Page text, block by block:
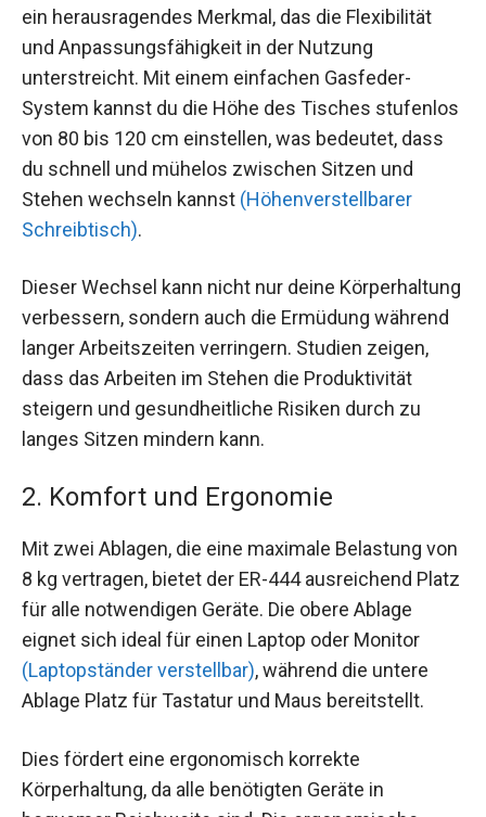
ein herausragendes Merkmal, das die Flexibilität
und Anpassungsfähigkeit in der Nutzung
unterstreicht. Mit einem einfachen Gasfeder-
System kannst du die Höhe des Tisches stufenlos
von 80 bis 120 cm einstellen, was bedeutet, dass
du schnell und mühelos zwischen Sitzen und
Stehen wechseln kannst (Höhenverstellbarer
Schreibtisch).
Dieser Wechsel kann nicht nur deine Körperhaltung
verbessern, sondern auch die Ermüdung während
langer Arbeitszeiten verringern. Studien zeigen,
dass das Arbeiten im Stehen die Produktivität
steigern und gesundheitliche Risiken durch zu
langes Sitzen mindern kann.
2. Komfort und Ergonomie
Mit zwei Ablagen, die eine maximale Belastung von
8 kg vertragen, bietet der ER-444 ausreichend Platz
für alle notwendigen Geräte. Die obere Ablage
eignet sich ideal für einen Laptop oder Monitor
(Laptopständer verstellbar), während die untere
Ablage Platz für Tastatur und Maus bereitstellt.
Dies fördert eine ergonomisch korrekte
Körperhaltung, da alle benötigten Geräte in